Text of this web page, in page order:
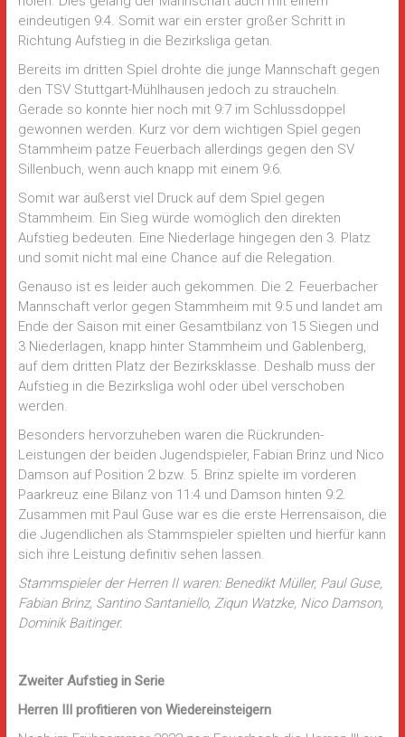
eindeutigen 9:4. Somit war ein erster großer Schritt in
Richtung Aufstieg in die Bezirksliga getan.
Bereits im dritten Spiel drohte die junge Mannschaft gegen
den TSV Stuttgart-Mühlhausen jedoch zu straucheln.
Gerade so konnte hier noch mit 9:7 im Schlussdoppel
gewonnen werden. Kurz vor dem wichtigen Spiel gegen
Stammheim patze Feuerbach allerdings gegen den SV
Sillenbuch, wenn auch knapp mit einem 9:6.
Somit war äußerst viel Druck auf dem Spiel gegen
Stammheim. Ein Sieg würde womöglich den direkten
Aufstieg bedeuten. Eine Niederlage hingegen den 3. Platz
und somit nicht mal eine Chance auf die Relegation.
Genauso ist es leider auch gekommen. Die 2. Feuerbacher
Mannschaft verlor gegen Stammheim mit 9:5 und landet am
Ende der Saison mit einer Gesamtbilanz von 15 Siegen und
3 Niederlagen, knapp hinter Stammheim und Gablenberg,
auf dem dritten Platz der Bezirksklasse. Deshalb muss der
Aufstieg in die Bezirksliga wohl oder übel verschoben
werden.
Besonders hervorzuheben waren die Rückrunden-
Leistungen der beiden Jugendspieler, Fabian Brinz und Nico
Damson auf Position 2 bzw. 5. Brinz spielte im vorderen
Paarkreuz eine Bilanz von 11:4 und Damson hinten 9:2.
Zusammen mit Paul Guse war es die erste Herrensaison, die
die Jugendlichen als Stammspieler spielten und hierfür kann
sich ihre Leistung definitiv sehen lassen.
Stammspieler der Herren II waren: Benedikt Müller, Paul Guse,
Fabian Brinz, Santino Santaniello, Ziqun Watzke, Nico Damson,
Dominik Baitinger.
Zweiter Aufstieg in Serie
Herren III profitieren von Wiedereinsteigern